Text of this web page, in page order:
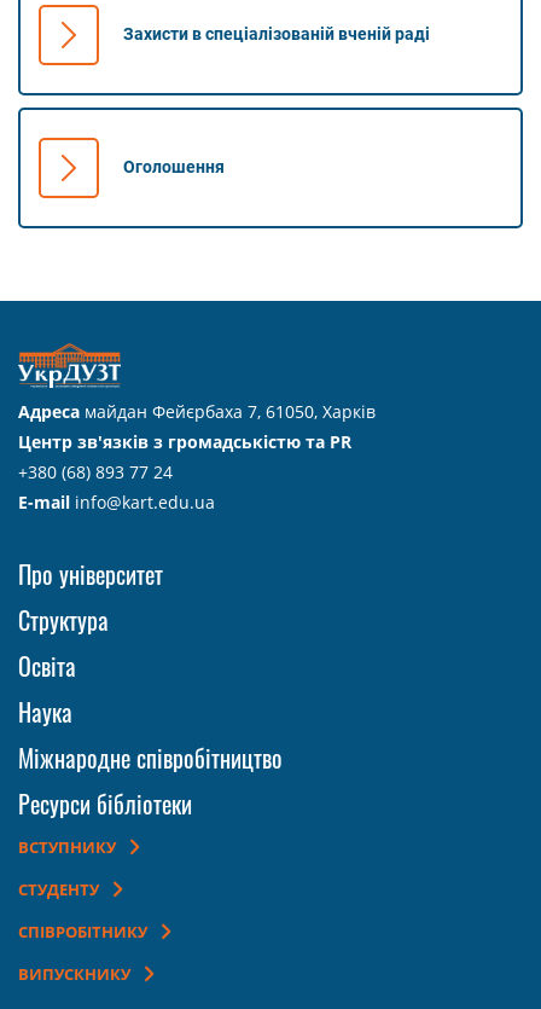
Захисти в спеціалізованій вченій раді
Оголошення
Адреса майдан Фейєрбаха 7, 61050, Харків
Центр зв'язків з громадськістю та PR
+380 (68) 893 77 24
E-mail info@kart.edu.ua
Про університет
Структура
Освіта
Наука
Міжнародне співробітництво
Ресурси бібліотеки
ВСТУПНИКУ
СТУДЕНТУ
СПІВРОБІТНИКУ
ВИПУСКНИКУ